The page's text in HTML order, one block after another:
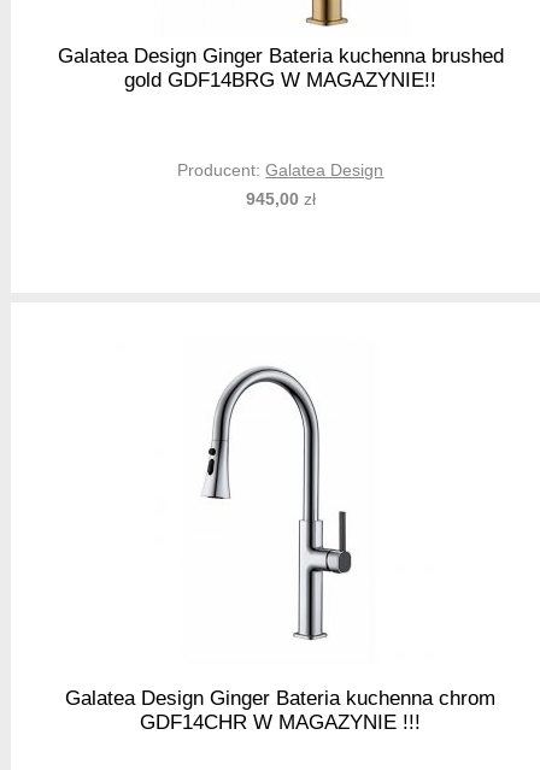
Galatea Design Ginger Bateria kuchenna brushed
gold GDF14BRG W MAGAZYNIE!!
Producent:Galatea Design
945,00zł
Galatea Design Ginger Bateria kuchenna chrom
GDF14CHR W MAGAZYNIE !!!